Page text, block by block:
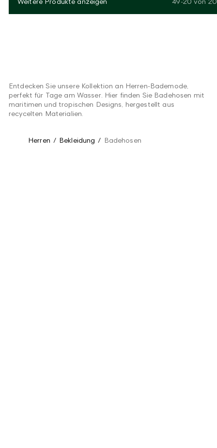
Entdecken Sie unsere Kollektion an Herren-Bademode,
perfekt für Tage am Wasser. Hier finden Sie Badehosen mit
maritimen und tropischen Designs, hergestellt aus
recycelten Materialien.
Herren / Bekleidung / Badehosen